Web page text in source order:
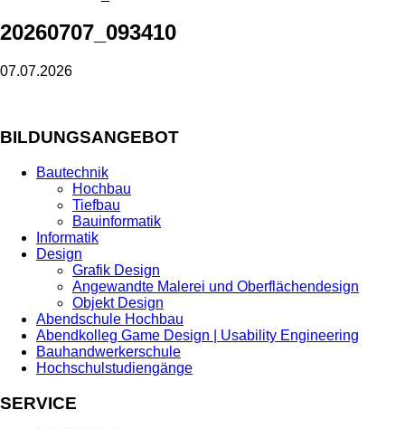
20260707_093410
07.07.2026
BILDUNGSANGEBOT
Bautechnik
Hochbau
Tiefbau
Bauinformatik
Informatik
Design
Grafik Design
Angewandte Malerei und Oberflächendesign
Objekt Design
Abendschule Hochbau
Abendkolleg Game Design | Usability Engineering
Bauhandwerkerschule
Hochschulstudiengänge
SERVICE